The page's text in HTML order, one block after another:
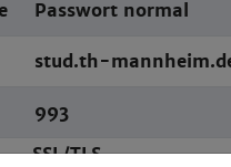
Passwort normal
stud.th-
993
SSL/TLS